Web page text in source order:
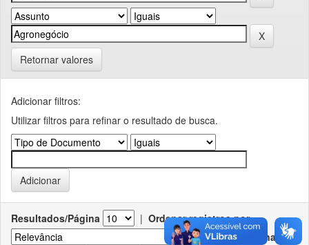
Retornar valores
Adicionar filtros:
Utilizar filtros para refinar o resultado de busca.
Resultados/Página | Ordenar registros por
Ordenar